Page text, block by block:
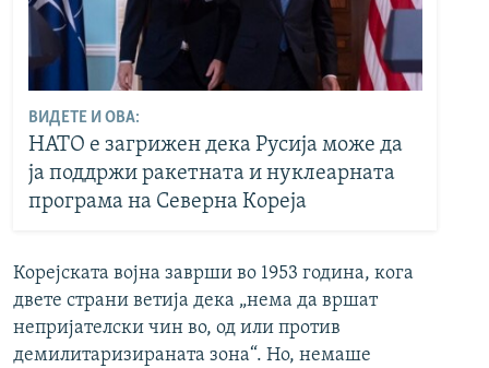
ВИДЕТЕ И ОВА:
НАТО е загрижен дека Русија може да
ја поддржи ракетната и нуклеарната
програма на Северна Кореја
Корејската војна заврши во 1953 година, кога
двете страни ветија дека „нема да вршат
непријателски чин во, од или против
демилитаризираната зона“. Но, немаше